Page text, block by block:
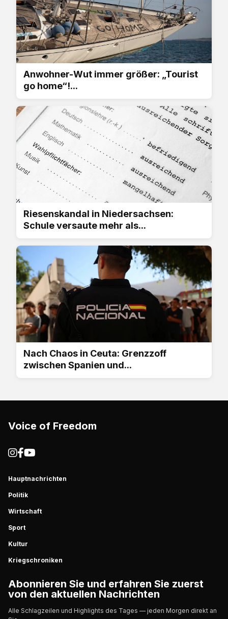
Anwohner-Wut immer größer: „Tourist
go home“!...
Riesenskandal in Niedersachsen:
Schule versaute mehr als...
Nach Chaos in Ceuta: Grenzzoff
zwischen Spanien und...
Voice of Freedom
Hauptnachrichten
Politik
Wirtschaft
Sport
Kultur
Kriegschroniken
Abonnieren Sie und erfahren Sie zuerst
von den aktuellen Nachrichten
Alle Schlagzeilen und Highlights des Tages — jeden Morgen direkt an